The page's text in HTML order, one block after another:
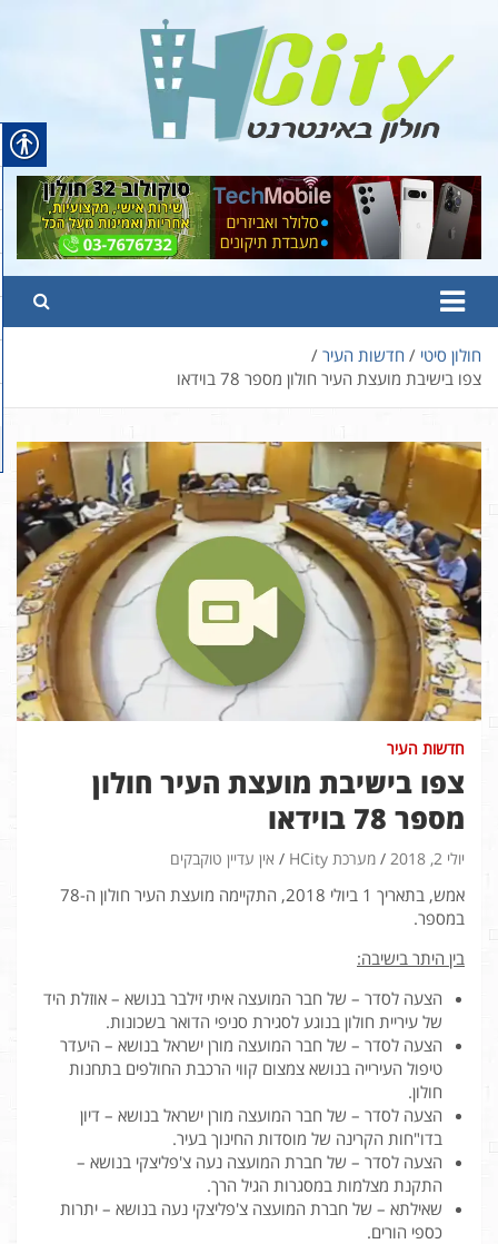
content
Hcity – חולון באינטרנט
פורטל החדשות והמידע של חולון
חולון סיטי
חדשות העיר
צפו בישיבת מועצת העיר חולון מספר 78 בוידאו
חדשות העיר
צפו בישיבת מועצת העיר חולון
מספר 78 בוידאו
יולי 2, 2018 מערכת HCity אין עדיין טוקבקים
אמש, בתאריך 1 ביולי 2018, התקיימה מועצת העיר חולון ה-78
במספר.
בין היתר בישיבה:
הצעה לסדר – של חבר המועצה איתי זילבר בנושא – אוזלת היד
של עיריית חולון בנוגע לסגירת סניפי הדואר בשכונות.
הצעה לסדר – של חבר המועצה מורן ישראל בנושא – היעדר
טיפול העירייה בנושא צמצום קווי הרכבת החולפים בתחנות
חולון.
הצעה לסדר – של חבר המועצה מורן ישראל בנושא – דיון
בדו"חות הקרינה של מוסדות החינוך בעיר.
הצעה לסדר – של חברת המועצה נעה צ'פליצקי בנושא –
התקנת מצלמות במסגרות הגיל הרך.
שאילתא – של חברת המועצה צ'פליצקי נעה בנושא – יתרות
כספי הורים.